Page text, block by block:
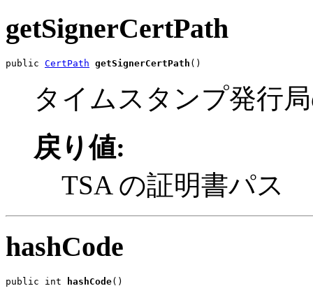
getSignerCertPath
public CertPath getSignerCertPath ()
タイムスタンプ発行
戻り値:
TSA の証明書パス
hashCode
public int hashCode()